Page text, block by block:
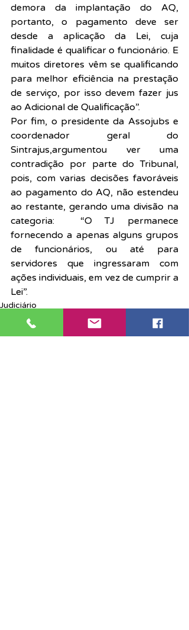
demora da implantação do AQ,
portanto, o pagamento deve ser
desde a aplicação da Lei, cuja
finalidade é qualificar o funcionário. E
muitos diretores vêm se qualificando
para melhor eficiência na prestação
de serviço, por isso devem fazer jus
ao Adicional de Qualificação”.
Por fim, o presidente da Assojubs e
coordenador geral do
Sintrajus,argumentou ver uma
contradição por parte do Tribunal,
pois, com varias decisões favoráveis
ao pagamento do AQ, não estendeu
ao restante, gerando uma divisão na
categoria:  “O TJ permanece
fornecendo a apenas alguns grupos
de funcionários, ou até para
servidores que ingressaram com
ações individuais, em vez de cumprir a
Lei”.
Judiciário
Notícias